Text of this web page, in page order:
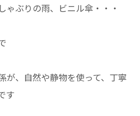
ゃぶりの雨、ビニル傘・・・
が、自然や静物を使って、丁寧
す